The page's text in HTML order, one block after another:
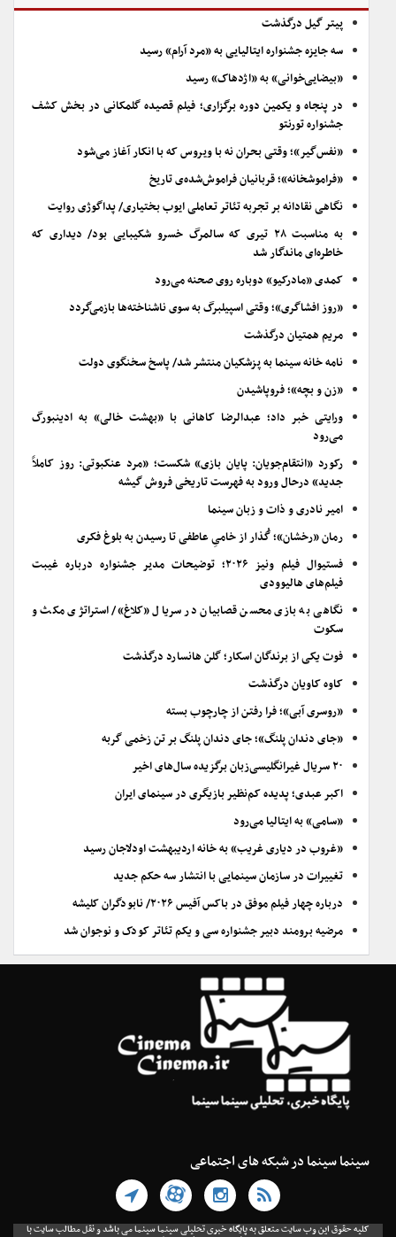
پیتر گیل درگذشت
سه جایزه جشنواره ایتالیایی به «مرد آرام» رسید
«بیضایی‌خوانی» به «اژدهاک» رسید
در پنجاه و یکمین دوره برگزاری؛ فیلم قصیده گلمکانی در بخش کشف
جشنواره تورنتو
«نفس‌گیر»؛ وقتی بحران نه با ویروس که با انکار آغاز می‌شود
«فراموشخانه»؛ قربانیان فراموش‌شده‌ی تاریخ
نگاهی نقادانه بر تجربه تئاتر تعاملی ایوب بختیاری/ پداگوژی روایت
به مناسبت ۲۸ تیری که سالمرگ خسرو شکیبایی بود/ دیداری که
خاطره‌ای ماندگار شد
کمدی «مادرکیو» دوباره روی صحنه می‌رود
«روز افشاگری»؛ وقتی اسپیلبرگ به سوی ناشناخته‌ها بازمی‌گردد
مریم همتیان درگذشت
نامه خانه سینما به پزشکیان منتشر شد/ پاسخ سخنگوی دولت
«زن و بچه»؛ فروپاشیدن
ورایتی خبر داد؛ عبدالرضا کاهانی با «بهشت خالی» به ادینبورگ
می‌رود
رکورد «انتقام‌جویان: پایان بازی» شکست؛ «مرد عنکبوتی: روز کاملاً
جدید» درحال ورود به فهرست تاریخی فروش گیشه
امیر نادری و ذات و زبان سینما
رمان «رخشان»؛ گُذار از خامیِ عاطفی تا رسیدن به بلوغ فکری
فستیوال فیلم ونیز ۲۰۲۶؛ توضیحات مدیر جشنواره درباره غیبت
فیلم‌های هالیوودی
نگاهی به بازی محسن قصابیان در سریال «کلاغ»/ استراتژی مکث و
سکوت
فوت یکی از برندگان اسکار؛ گلن هانسارد درگذشت
کاوه کاویان درگذشت
«روسری آبی»؛ فرا رفتن از چارچوب بسته
«جای دندان پلنگ»؛ جای دندان پلنگ بر تن زخمی گربه
۲۰ سریال غیرانگلیسی‌زبان برگزیده سال‌های اخیر
اکبر عبدی؛ پدیده کم‌نظیر بازیگری در سینمای ایران
«سامی» به ایتالیا می‌رود
«غروب در دیاری غریب» به خانه اردیبهشت اودلاجان رسید
تغییرات در سازمان سینمایی با انتشار سه حکم جدید
درباره چهار فیلم موفق در باکس آفیس ۲۰۲۶/ نابودگران کلیشه
مرضیه برومند دبیر جشنواره سی و یکم تئاتر کودک و نوجوان شد
سینما سینما در شبکه های اجتماعی
کلیه حقوق این وب سایت متعلق به پایگاه خبری تحلیلی سینما سینما می باشد و نقل مطالب سایت با